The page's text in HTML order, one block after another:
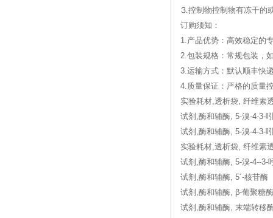
⒊控制物控制物有冻干的
订购须知：
1.产品优势：高效稳定的
2.包装规格：常规包装，
3.运输方式：默认顺丰快
4.质量保证：严格的质量
实验耗材,透析袋, 纤维素
试剂,酶和辅酶, 5-溴-4-3-
试剂,酶和辅酶, 5-溴-4-3-
实验耗材,透析袋, 纤维素
试剂,酶和辅酶, 5-溴-4--3-
试剂,酶和辅酶, 5´-核苷酶
试剂,酶和辅酶, β-葡聚糖酶
试剂,酶和辅酶, 末端转移